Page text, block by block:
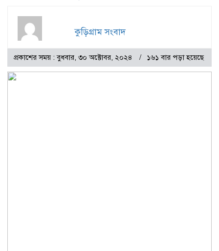
কুড়িগ্রাম সংবাদ
প্রকাশের সময় : বুধবার, ৩০ অক্টোবর, ২০২৪ ১৬১ বার পড়া হয়েছে